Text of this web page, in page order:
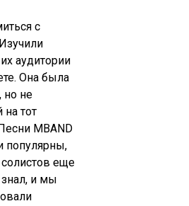
с
аудитории
Она была
но не
на тот
MBAND
популярны,
еще
и мы